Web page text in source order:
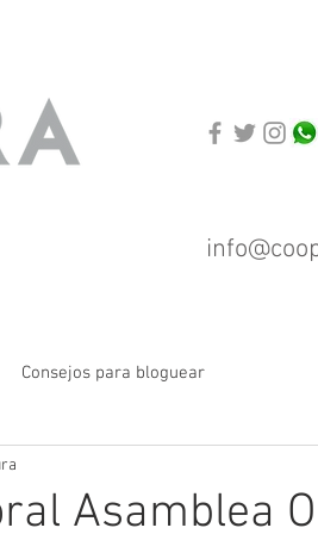
Consejos para bloguear
Asamblea